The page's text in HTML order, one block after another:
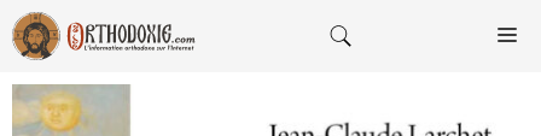
Aller
au
contenu